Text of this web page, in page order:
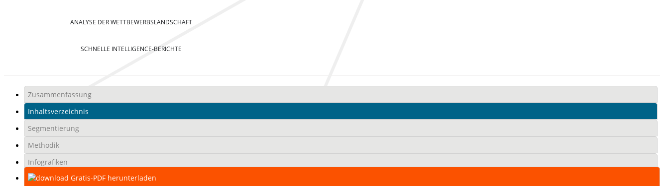
ANALYSE DER WETTBEWERBSLANDSCHAFT
SCHNELLE INTELLIGENCE-BERICHTE
Zusammenfassung
Inhaltsverzeichnis
Segmentierung
Methodik
Infografiken
Gratis-PDF herunterladen